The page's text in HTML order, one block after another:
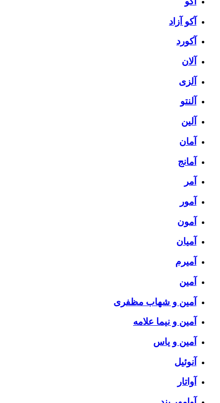
آکو آزاد
آکورد
آلان
آلزی
آلنتو
آلین
آمان
آمانج
آمر
آمور
آمون
آمیان
آمیرم
آمین
آمین و شهاب مظفری
آمین و نیما علامه
آمین و یاس
آنوئیل
آواتار